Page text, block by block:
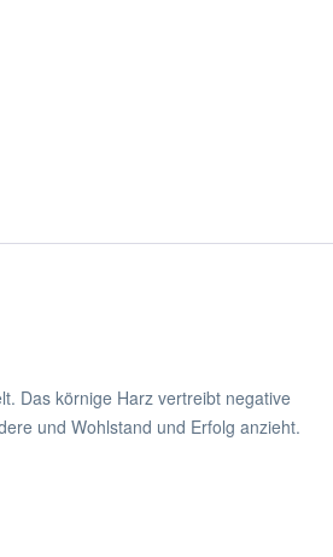
Das körnige Harz vertreibt negative
und Wohlstand und Erfolg anzieht.